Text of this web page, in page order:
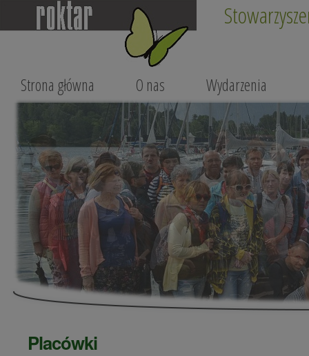
Strona główna O nas Wydarzenia
Placówki